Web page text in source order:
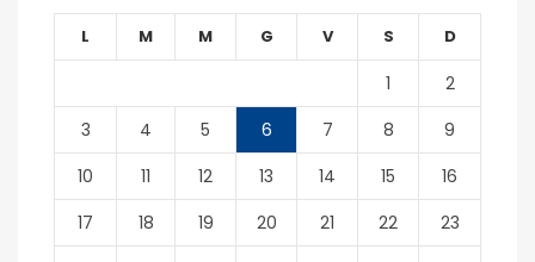
L M M G V S D
1
2
3
4 5 6 7 8
9
10
11 12 13 14 15
16
17
18 19 20 21 22
23